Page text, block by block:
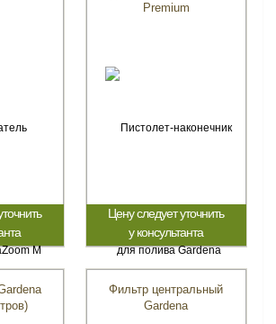
Premium
Цену следует уточнить
у консультанта
Фильтр центральный
Gardena